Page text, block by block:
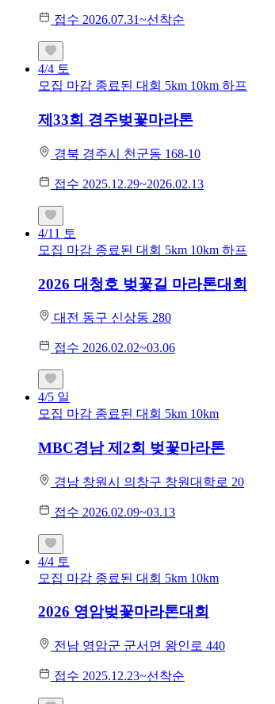
접수 2026.07.31~선착순
4/4 토
모집 마감 종료된 대회 5km 10km 하프
제33회 경주벚꽃마라톤
경북 경주시 천군동 168-10
접수 2025.12.29~2026.02.13
4/11 토
모집 마감 종료된 대회 5km 10km 하프
2026 대청호 벚꽃길 마라톤대회
대전 동구 신상동 280
접수 2026.02.02~03.06
4/5 일
모집 마감 종료된 대회 5km 10km
MBC경남 제2회 벚꽃마라톤
경남 창원시 의창구 창원대학로 20
접수 2026.02.09~03.13
4/4 토
모집 마감 종료된 대회 5km 10km
2026 영암벚꽃마라톤대회
전남 영암군 군서면 왕인로 440
접수 2025.12.23~선착순